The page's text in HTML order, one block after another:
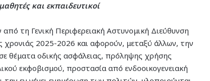
και εκπαιδευτικοί
τη Γενική Περιφερειακή Αστυνομική Διεύθυνση
χρονιάς 2025-2026 και αφορούν, μεταξύ άλλων, την
θέματα οδικής ασφάλειας, πρόληψης χρήσης
εκφοβισμού, προστασία από ενδοοικογενειακή